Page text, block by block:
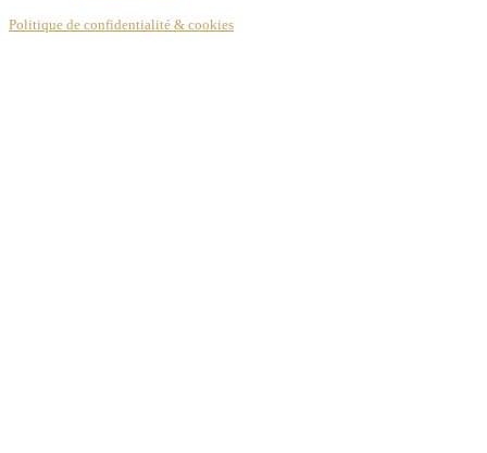
Politique de confidentialité & cookies